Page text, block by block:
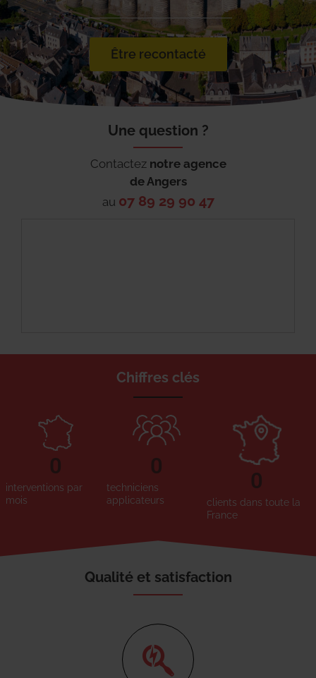
Être recontacté
Une question ?
Contactez notre agence
deAngers
au 07 89 29 90 47
Chiffres clés
interventions par
mois
0
techniciens
applicateurs
0
clients dans toute la
France
0
Qualité et satisfaction